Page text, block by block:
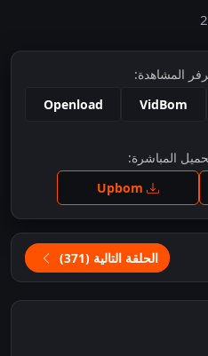
المشاهدة:
VidBom
Openload
المباشرة:
الحلقة التالية (371)